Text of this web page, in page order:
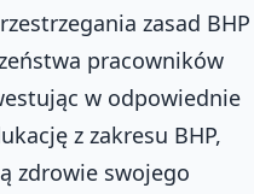
zasad BHP
pracowników
w odpowiednie
z zakresu BHP,
zdrowie swojego